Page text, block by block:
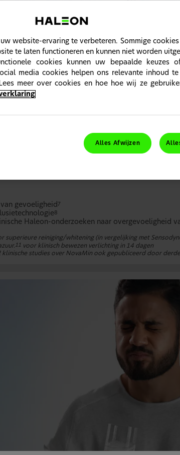
is een dagelijkse fluoride tandpasta voor
en langdurige bescherming
gevoeligheid 7
8
Haleon-onderzoeken naar overgevoeligheid
superieure reiniging/whitening (in vergelijking met
11 voor klinisch bewezen verlichting in 14 dagen
klinische studies over NovaMin ook gepubliceerd door
website-ervaring te verbeteren. Sommige
te laten functioneren en kunnen niet worden
cookies kunnen uw bepaalde keuzes
media cookies helpen ons relevante inhoud
meer over cookies en hoe hoe wij ze
Alles Afwijzen